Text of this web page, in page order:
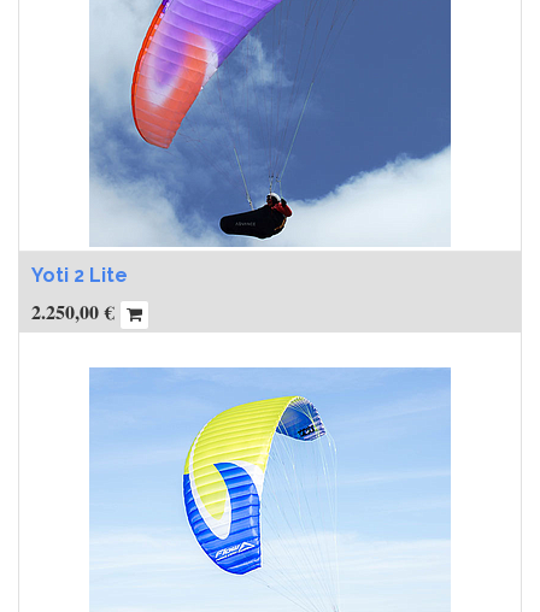
Yoti 2 Lite
2.250,00€